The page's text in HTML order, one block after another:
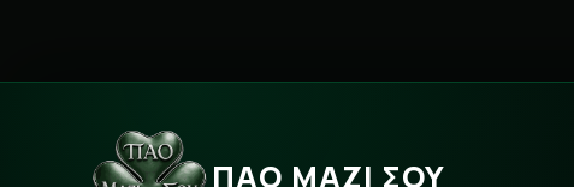
ΠΑΟ ΜΑΖΙ ΣΟΥ